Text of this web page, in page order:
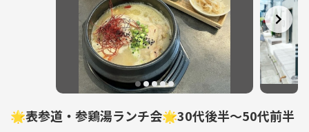
🌟表参道・参鶏湯ランチ会🌟30代後半〜50代前半